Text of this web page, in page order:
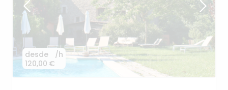
desde
120,00 €
/h